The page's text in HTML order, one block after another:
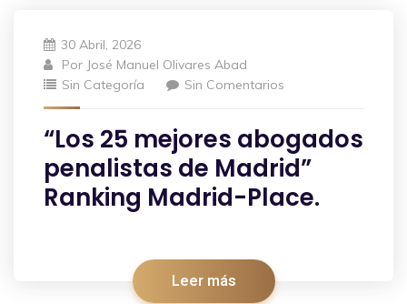
30 Abril, 2026
Por José Manuel Olivares Abad
Sin Categoría
Sin Comentarios
“Los 25 mejores abogados
penalistas de Madrid”
Ranking Madrid-Place.
Leer más